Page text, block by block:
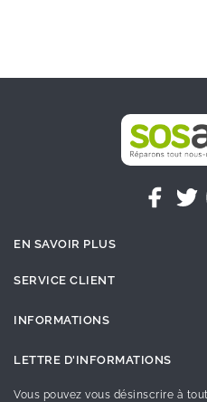
EN SAVOIR PLUS
SERVICE CLIENT
INFORMATIONS
LETTRE D'INFORMATIONS
Vous pouvez vous désinscrire à